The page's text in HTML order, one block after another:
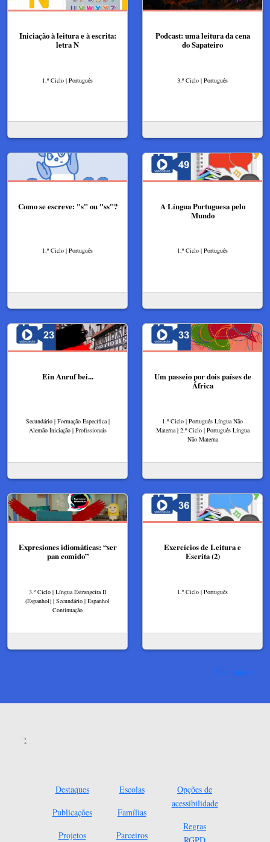
Iniciação à leitura e à escrita:
letra N
1.º Ciclo | Português
Podcast: uma leitura da cena
do Sapateiro
3.º Ciclo | Português
Como se escreve: "s" ou "ss"?
1.º Ciclo | Português
A Língua Portuguesa pelo
Mundo
1.º Ciclo | Português
Ein Anruf bei...
Secundário | Formação Específica |
Alemão Iniciação | Profissionais
Um passeio por dois países de
África
1.º Ciclo | Português Língua Não
Materna | 2.º Ciclo | Português Língua
Não Materna
Expresiones idiomáticas: “ser
pan comido”
3.º Ciclo | Língua Estrangeira II
(Espanhol) | Secundário | Espanhol
Continuação
Exercícios de Leitura e
Escrita (2)
1.º Ciclo | Português
Ver mais
Destaques
Publicações
Projetos
Escolas
Famílias
Parceiros
Opções de
acessibilidade
Regras